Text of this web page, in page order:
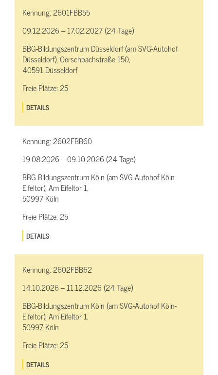
Kennung:2601FBB55
09.12.2026 – 17.02.2027 (24 Tage)
BBG-Bildungszentrum Düsseldorf (am SVG-Autohof
Düsseldorf), Oerschbachstraße 150,
40591 Düsseldorf
Freie Plätze:25
DETAILS
Kennung:2602FBB60
19.08.2026 – 09.10.2026 (24 Tage)
BBG-Bildungszentrum Köln (am SVG-Autohof Köln-
Eifeltor), Am Eifeltor 1,
50997 Köln
Freie Plätze:25
DETAILS
Kennung:2602FBB62
14.10.2026 – 11.12.2026 (24 Tage)
BBG-Bildungszentrum Köln (am SVG-Autohof Köln-
Eifeltor), Am Eifeltor 1,
50997 Köln
Freie Plätze:25
DETAILS